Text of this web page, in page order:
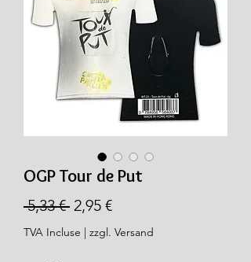
OGP Tour de Put
5,33 € Prix
original
2,95 €Prix
promotionnel
TVA Incluse | zzgl. Versand